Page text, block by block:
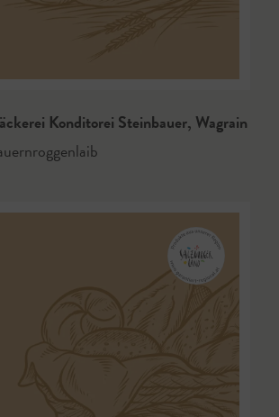
Konditorei Steinbauer, Wagrain